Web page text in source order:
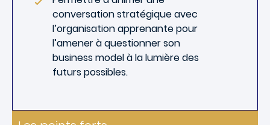
conversation stratégique avec
l’organisation apprenante pour
l’amener à questionner son
business model à la lumière des
futurs possibles.